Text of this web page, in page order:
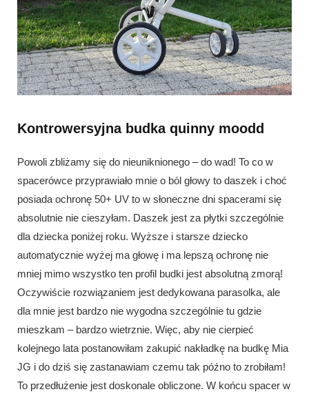
Kontrowersyjna budka quinny moodd
Powoli zbliżamy się do nieuniknionego – do wad! To co w
spacerówce przyprawiało mnie o ból głowy to daszek i choć
posiada ochronę 50+ UV to w słoneczne dni spacerami się
absolutnie nie cieszyłam. Daszek jest za płytki szczególnie
dla dziecka poniżej roku. Wyższe i starsze dziecko
automatycznie wyżej ma głowę i ma lepszą ochronę nie
mniej mimo wszystko ten profil budki jest absolutną zmorą!
Oczywiście rozwiązaniem jest dedykowana parasolka, ale
dla mnie jest bardzo nie wygodna szczególnie tu gdzie
mieszkam – bardzo wietrznie. Więc, aby nie cierpieć
kolejnego lata postanowiłam zakupić nakładkę na budkę Mia
JG i do dziś się zastanawiam czemu tak późno to zrobiłam!
To przedłużenie jest doskonale obliczone. W końcu spacer w